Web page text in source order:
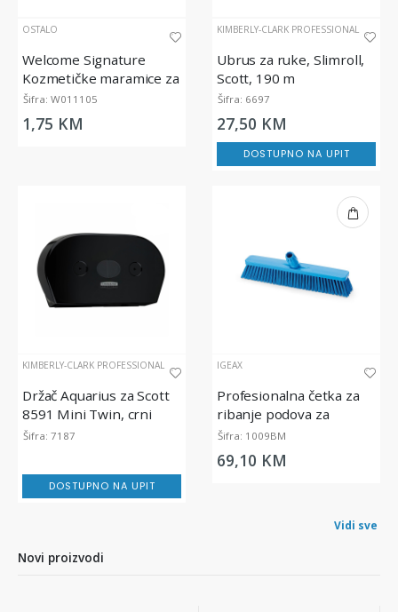
OSTALO
Welcome Signature
Kozmetičke maramice za
lice (100/1)
Šifra: W011105
1,75 KM
KIMBERLY-CLARK PROFESSIONAL
Ubrus za ruke, Slimroll,
Scott, 190 m
Šifra: 6697
27,50 KM
DOSTUPNO NA UPIT
KIMBERLY-CLARK PROFESSIONAL
Držač Aquarius za Scott
8591 Mini Twin, crni
Šifra: 7187
DOSTUPNO NA UPIT
IGEAX
Profesionalna četka za
ribanje podova za
prehrambenu industriju,
srednje tvrda, plava, 45
cm
Šifra: 1009BM
69,10 KM
Vidi sve
Novi proizvodi